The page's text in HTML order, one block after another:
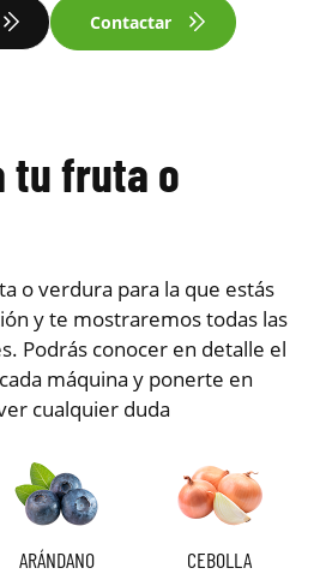
Contactar
tu fruta o
o verdura para la que estás
y te mostraremos todas las
Podrás conocer en detalle el
máquina y ponerte en
cualquier duda
ARÁNDANO CEBOLLA